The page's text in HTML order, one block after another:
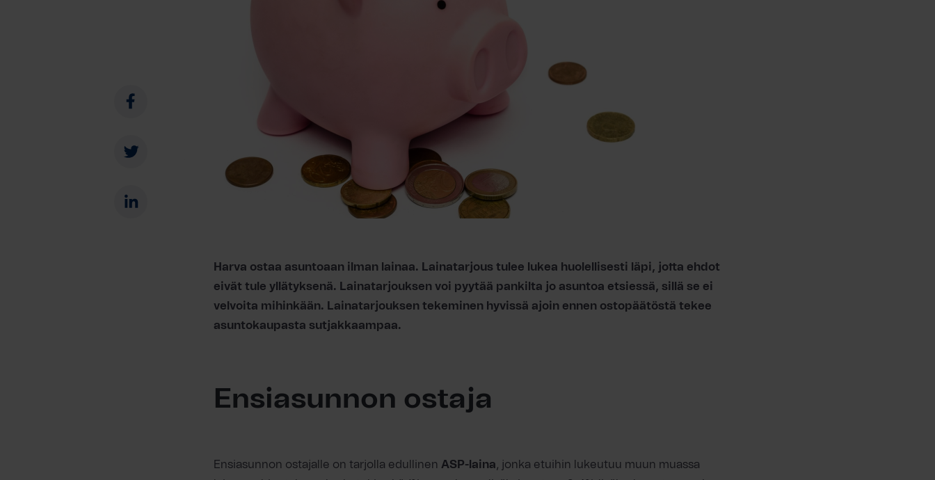
Harva ostaa asuntoaan ilman lainaa. Lainatarjous tulee lukea huolellisesti läpi, jotta ehdot
eivät tule yllätyksenä. Lainatarjouksen voi pyytää pankilta jo asuntoa etsiessä, sillä se ei
velvoita mihinkään. Lainatarjouksen tekeminen hyvissä ajoin ennen ostopäätöstä tekee
asuntokaupasta sutjakkaampaa.
Ensiasunnon ostaja
Ensiasunnon ostajalle on tarjolla edullinen ASP-laina, jonka etuihin lukeutuu muun muassa